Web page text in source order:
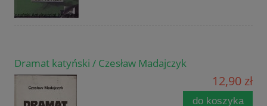
Dramat katyński / Czesław Madajczyk
12,90 zł
do koszyka